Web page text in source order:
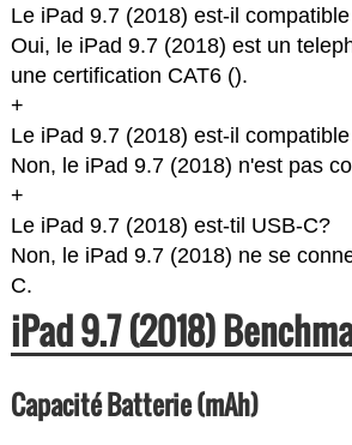
Le iPad 9.7 (2018) est-il
Oui, le iPad 9.7 (2018) est un
une certification CAT6 ().
+
Le iPad 9.7 (2018) est-il
Non, le iPad 9.7 (2018) n'est pas
+
Le iPad 9.7 (2018) est-til USB-C?
Non, le iPad 9.7 (2018) ne se
C.
iPad 9.7 (2018)
Capacité Batterie (mAh)